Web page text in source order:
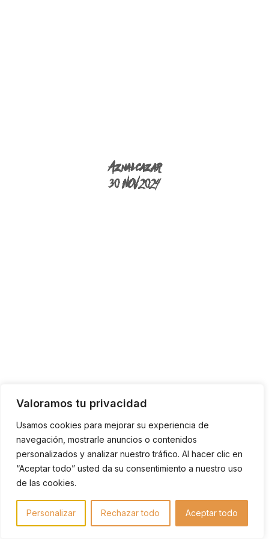
Valoramos tu privacidad
Usamos cookies para mejorar su experiencia de
navegación, mostrarle anuncios o contenidos
personalizados y analizar nuestro tráfico. Al hacer clic en
“Aceptar todo” usted da su consentimiento a nuestro uso
de las cookies.
Personalizar Rechazar todo Aceptar todo
Aznalcazar
30 NOV 2024
INFO TÉCNICA Y REGLAMENTO
LINKS
CONTACTO